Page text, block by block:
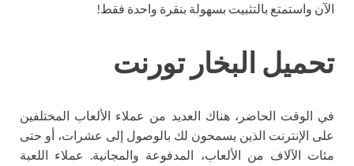
الآن واستمتع بالتثبيت بسهولة بنقرة واحدة فقط!
تحميل البخار تورنت
في الوقت الحاضر، هناك العديد من عملاء الألعاب المختلفين
على الإنترنت الذين يسمحون لك بالوصول إلى عشرات، أو حتى
مئات الآلاف من الألعاب، المدفوعة والمجانية. عملاء اللعبة